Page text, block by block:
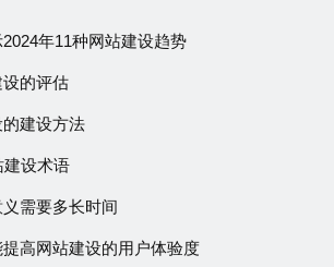
年11种网站建设趋势
的评估
建设方法
建设术语
需要多长时间
高网站建设的用户体验度